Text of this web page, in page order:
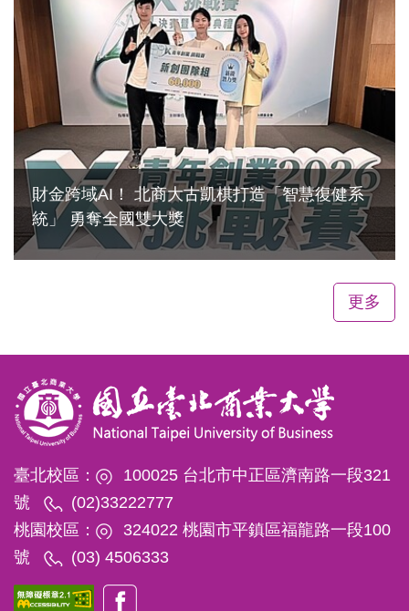
財金跨域AI！ 北商大古凱棋打造「智慧復健系
統」 勇奪全國雙大獎
2026-06-29
更多
臺北校區：
100025 台北市中正區濟南路一段321
號
(02)33222777
桃園校區：
324022 桃園市平鎮區福龍路一段100
號
(03) 4506333